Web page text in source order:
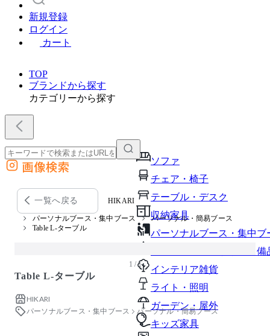
新規登録
ログイン
カート
TOP
ブランドから探す
カテゴリーから探す
ソファ
チェア・椅子
テーブル・デスク
収納家具
パーソナルブース・集中ブ
オフィスアクセサリー・備
インテリア雑貨
ライト・照明
ガーデン・屋外
キッズ家具
外部サイトの商品をカートに追加
他のサイトで見つけた商品ページのURLを貼り付けて、カートに追加できます
画像検索
一覧へ戻る HIKARI
パーソナルブース・集中ブース
パーソナル・簡易ブース
Table L-ターブル
1 / 1
Table L-ターブル
HIKARI
パーソナルブース・集中ブース
パーソナル・簡易ブース